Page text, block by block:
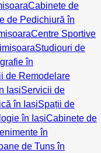
Cabinete de
de Pedichiură în
Centre Sportive
Studiouri de
în
de Remodelare
IașiServicii de
în IașiSpații de
în IașiCabinete de
în
de Tuns în